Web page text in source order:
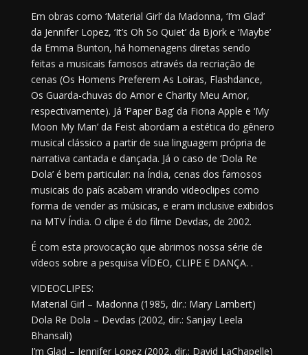
Em obras como ‘Material Girl’ da Madonna, ‘I’m Glad’
da Jennifer Lopez, ‘It’s Oh So Quiet’ da Bjork e ‘Maybe’
da Emma Bunton, há homenagens diretas sendo
feitas a musicais famosos através da recriação de
cenas (Os Homens Preferem As Loiras, Flashdance,
Os Guarda-chuvas do Amor e Charity Meu Amor,
respectivamente). Já ‘Paper Bag’ da Fiona Apple e ‘My
Moon My Man’ da Feist abordam a estética do gênero
musical clássico a partir de sua linguagem própria de
narrativa cantada e dançada. Já o caso de ‘Dola Re
Dola’ é bem particular: na Índia, cenas dos famosos
musicais do país acabam virando videoclipes como
forma de vender as músicas, e eram inclusive exibidos
na MTV Índia. O clipe é do filme Devdas, de 2002.
É com esta provocação que abrimos nossa série de
vídeos sobre a pesquisa VÍDEO, CLIPE E DANÇA. .
VIDEOCLIPES:
Material Girl – Madonna (1985, dir.: Mary Lambert)
Dola Re Dola – Devdas (2002, dir.: Sanjay Leela
Bhansali)
I’m Glad – Jennifer Lopez (2002, dir.: David LaChapelle)